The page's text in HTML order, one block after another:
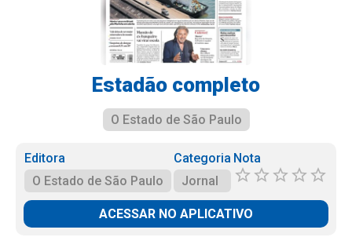
Estadão completo
O Estado de São Paulo
Editora
O Estado de São Paulo
Categoria
Jornal
Nota
ACESSAR NO APLICATIVO